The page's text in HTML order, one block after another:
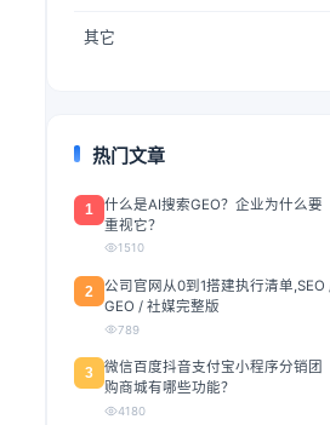
其它
热门文章
1
什么是AI搜索GEO？企业为什么要
重视它？
1510
2
公司官网从0到1搭建执行清单,SEO
GEO / 社媒完整版
789
3
微信百度抖音支付宝小程序分销团
购商城有哪些功能？
4180